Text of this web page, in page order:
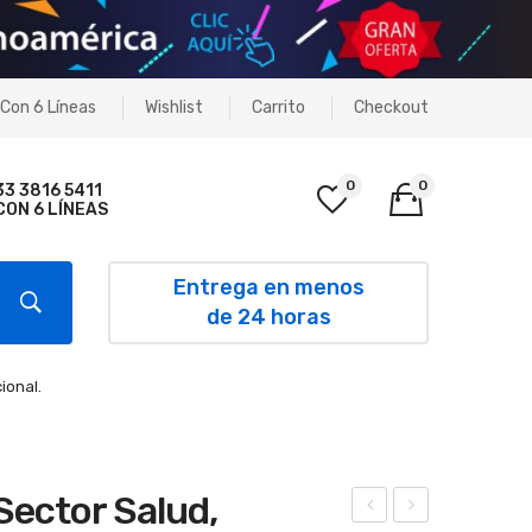
6 Líneas Wishlist Carrito Checkout
3816 5411
6 LÍNEAS
0 0
No products in the cart.
Entrega en menos
de 24 horas
Salud,